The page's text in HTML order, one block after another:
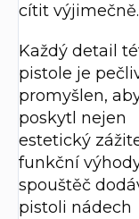
cítit výjimečně.
Každý detail
pistole je
promyšlen,
poskytl nejen
estetický
funkční
spouštěč
pistoli nádech